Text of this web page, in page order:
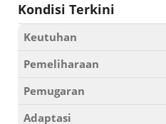
Kondisi Terkini
Keutuhan
Pemeliharaan
Pemugaran
Adaptasi